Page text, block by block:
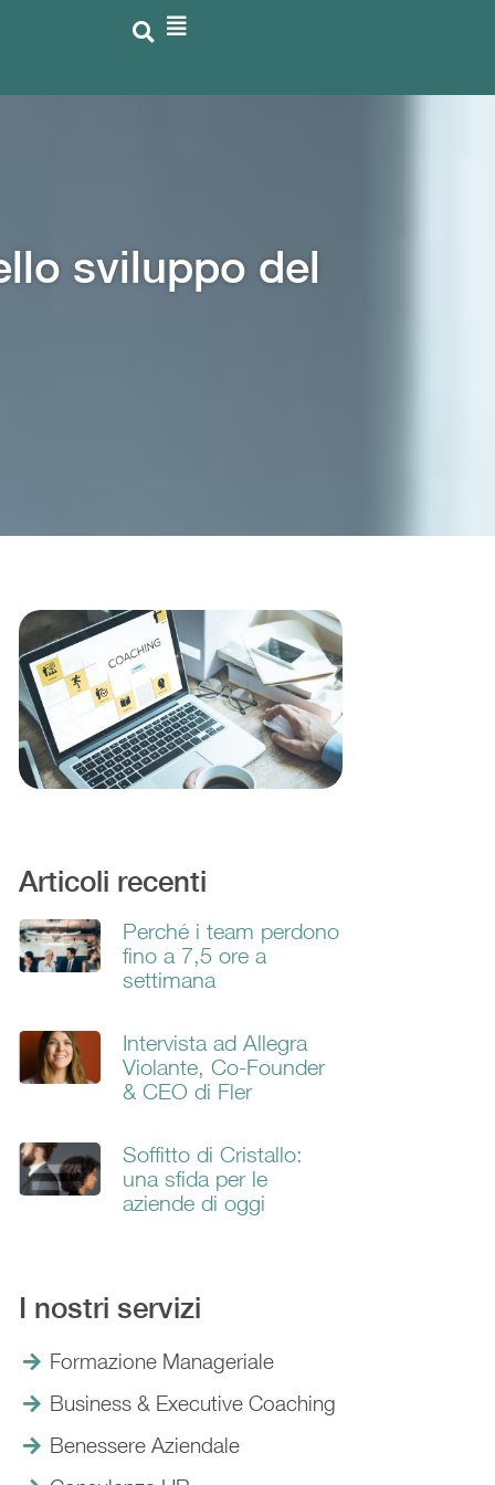
sviluppo del
Articoli recenti
Perché i team perdono
fino a 7,5 ore a
settimana
Intervista ad Allegra
Violante, Co-Founder
& CEO di Fler
Soffitto di Cristallo:
una sfida per le
aziende di oggi
I nostri servizi
Formazione Manageriale
Business & Executive Coaching
Benessere Aziendale